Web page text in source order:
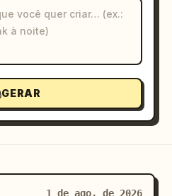
GERAR
1 de ago. de 2026